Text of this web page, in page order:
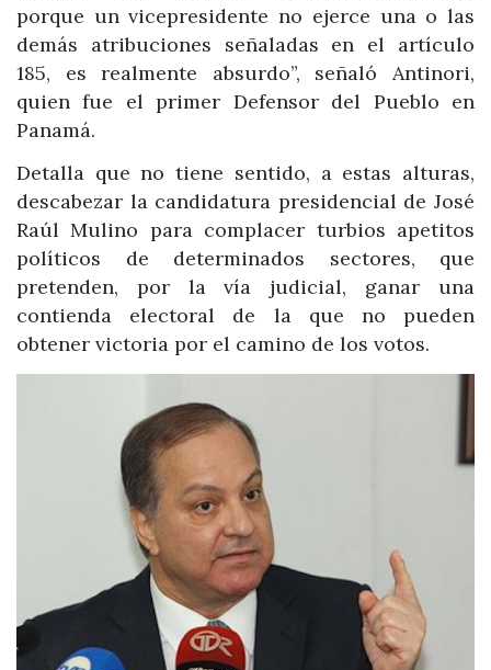
porque un vicepresidente no ejerce una o las
demás atribuciones señaladas en el artículo
185, es realmente absurdo”, señaló Antinori,
quien fue el primer Defensor del Pueblo en
Panamá.
Detalla que no tiene sentido, a estas alturas,
descabezar la candidatura presidencial de José
Raúl Mulino para complacer turbios apetitos
políticos de determinados sectores, que
pretenden, por la vía judicial, ganar una
contienda electoral de la que no pueden
obtener victoria por el camino de los votos.